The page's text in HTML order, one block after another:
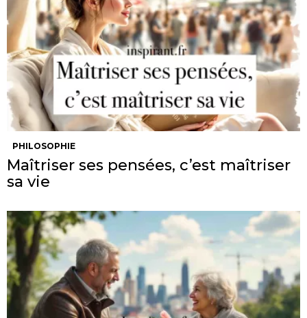
PHILOSOPHIE
Maîtriser ses pensées, c’est maîtriser
sa vie